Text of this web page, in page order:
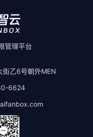
管理平台
街乙6号朝外MEN
6624